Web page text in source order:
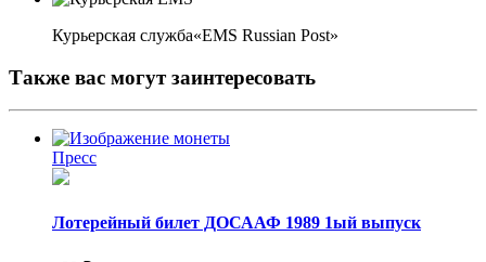
Курьерская служба«EMS Russian Post»
Также вас могут заинтересовать
Пресс
Лотерейный билет ДОСААФ 1989 1ый выпуск